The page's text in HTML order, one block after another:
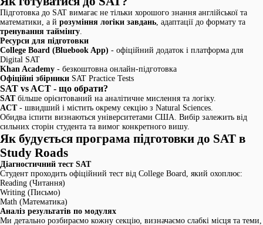
Підготовка до SAT вимагає не тільки хорошого знання англійської та
математики, а й розуміння логіки завдань, адаптації до формату та
тренування таймінгу.
Ресурси для підготовки
College Board (Bluebook App) - офіційний додаток і платформа для
Digital SAT
Khan Academy - безкоштовна онлайн-підготовка
Офіційні збірники SAT Practice Tests
SAT vs ACT - що обрати?
SATбільше орієнтований на аналітичне мислення та логіку.
ACT- швидший і містить окрему секцію з Natural Sciences.
Обидва іспити визнаються університетами США. Вибір залежить від
сильних сторін студента та вимог конкретного вишу.
Як будується програма підготовки до SAT в
Study Roads
Діагностичний тест SAT
Студент проходить офіційний тест від College Board, який охоплює:
Reading (Читання)
Writing (Письмо)
Math (Математика)
Аналіз результатів по модулях
Ми детально розбираємо кожну секцію, визначаємо слабкі місця та теми,